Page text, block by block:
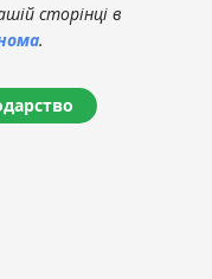
сторінці в
.